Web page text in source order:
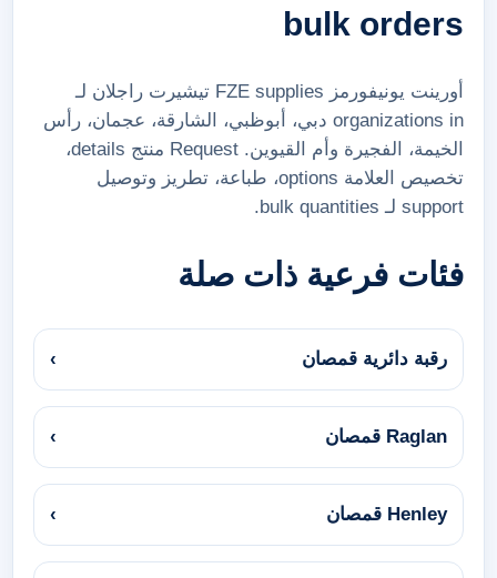
bulk orders
أورينت يونيفورمز FZE supplies تيشيرت راجلان لـ
organizations in دبي، أبوظبي، الشارقة، عجمان، رأس
الخيمة، الفجيرة وأم القيوين. Request منتج details،
تخصيص العلامة options، طباعة، تطريز وتوصيل
support لـ bulk quantities.
فئات فرعية ذات صلة
رقبة دائرية قمصان ›
Raglan قمصان ›
Henley قمصان ›